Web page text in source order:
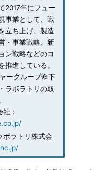
2017年にフュー
事業として、戦
立ち上げ、製造
・事業戦略、新
ン戦略などのコ
推進している。
ーグループ傘下
ラボラトリの取
社：
ボラトリ株式会